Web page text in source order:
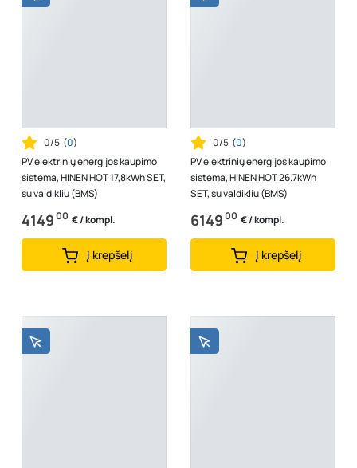
0/5 (0)
PV elektrinių energijos kaupimo
sistema, HINEN HOT 17,8kWh SET,
su valdikliu (BMS)
414900 € / kompl.
Į krepšelį
0/5 (0)
PV elektrinių energijos kaupimo
sistema, HINEN HOT 26.7kWh
SET, su valdikliu (BMS)
614900 € / kompl.
Į krepšelį